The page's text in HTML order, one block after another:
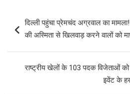
b
o
k
er
A
p
navigation
दिल्‍ली पहुंचा प्रेमचंद अग्रवाल का
की अस्मिता से खिलवाड़ करने वालों को
राष्ट्रीय खेलों के 103 पदक विजेताओं को
इवेंट के